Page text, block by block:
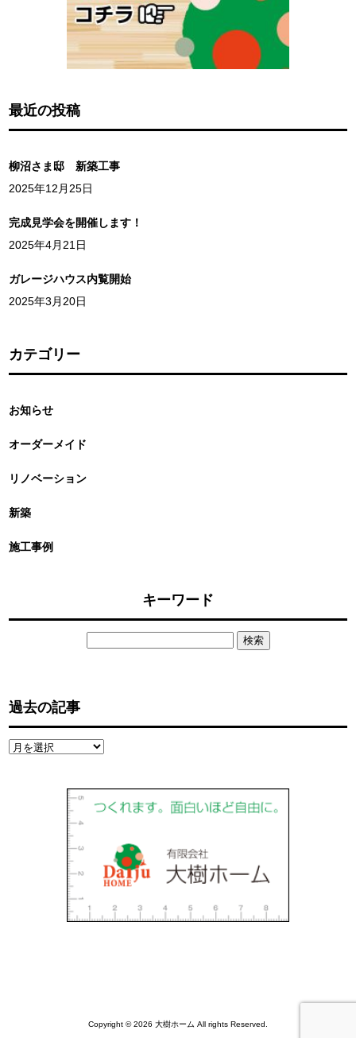
最近の投稿
柳沼さま邸 新築工事
2025年12月25日
完成見学会を開催します！
2025年4月21日
ガレージハウス内覧開始
2025年3月20日
カテゴリー
お知らせ
オーダーメイド
リノベーション
新築
施工事例
キーワード
過去の記事
過
Copyright © 2026 大樹ホーム All rights Reserved.